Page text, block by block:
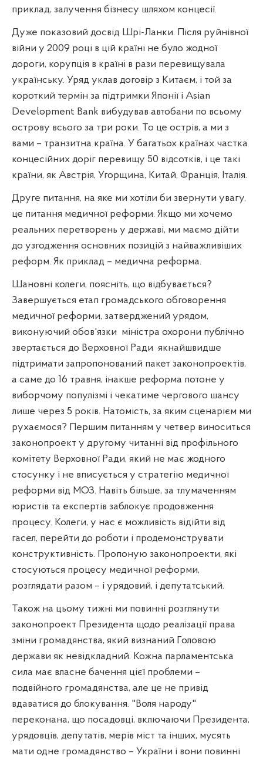
приклад, залучення бізнесу шляхом концесії.
Дуже показовий досвід Шрі-Ланки. Після руйнівної
війни у 2009 році в цій країні не було жодної
дороги, корупція в країні в рази перевищувала
українську. Уряд уклав договір з Китаєм, і той за
короткий термін за підтримки Японії і Asian
Development Bank вибудував автобани по всьому
острову всього за три роки. То це острів, а ми з
вами – транзитна країна. У багатьох країнах частка
концесійних доріг перевищу 50 відсотків, і це такі
країни, як Австрія, Угорщина, Китай, Франція, Італія.
Друге питання, на яке ми хотіли би звернути увагу,
це питання медичної реформи. Якщо ми хочемо
реальних перетворень у державі, ми маємо дійти
до узгодження основних позицій з найважливіших
реформ. Як приклад – медична реформа.
Шановні колеги, поясніть, що відбувається?
Завершується етап громадського обговорення
медичної реформи, затверджений урядом,
виконуючий обов'язки міністра охорони публічно
звертається до Верховної Ради якнайшвидше
підтримати запропонований пакет законопроектів,
а саме до 16 травня, інакше реформа потоне у
виборчому популізмі і чекатиме чергового шансу
лише через 5 років. Натомість, за яким сценарієм ми
рухаємося? Першим питанням у четвер виноситься
законопроект у другому читанні від профільного
комітету Верховної Ради, який не має жодного
стосунку і не вписується у стратегію медичної
реформи від МОЗ. Навіть більше, за тлумаченням
юристів та експертів заблокує продовження
процесу. Колеги, у нас є можливість відійти від
гасел, перейти до роботи і продемонструвати
конструктивність. Пропоную законопроекти, які
стосуються процесу медичної реформи,
розглядати разом – і урядовий, і депутатський.
Також на цьому тижні ми повинні розглянути
законопроект Президента щодо реалізації права
зміни громадянства, який визнаний Головою
держави як невідкладний. Кожна парламентська
сила має власне бачення цієї проблеми –
подвійного громадянства, але це не привід
вдаватися до блокування. "Воля народу"
переконана, що посадовці, включаючи Президента,
урядовців, депутатів, мерів міст та інших, мусять
мати одне громадянство – України і вони повинні